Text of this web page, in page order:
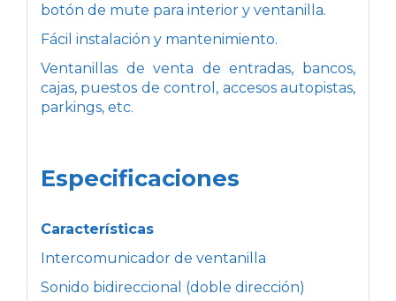
botón de mute para interior y ventanilla.
Fácil instalación y mantenimiento.
Ventanillas de venta de entradas, bancos,
cajas, puestos de control, accesos autopistas,
parkings, etc.
Especificaciones
Características
Intercomunicador de ventanilla
Sonido bidireccional (doble dirección)